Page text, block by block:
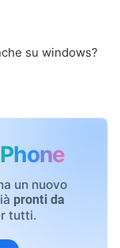
su windows?
un nuovo
pronti da
tutti.